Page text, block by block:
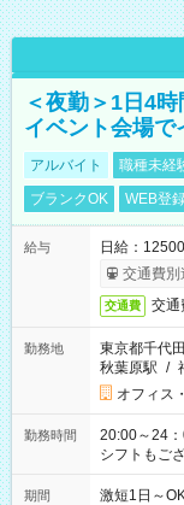
＜夜勤＞1日4
イベント会場で
アルバイト 職種未経
ブランクOK
WEB登
給与
日給：
交通費別
交通費 交通
勤務地
東京都千代
秋葉原駅 /
オフィス
勤務時間
20:00～24：
シフトもご
期間
激短1日～